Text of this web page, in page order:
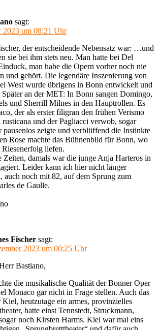
sagt:
2023 um 08:21 Uhr
der entscheidende Nebensatz war: …und
sie bei ihm stets neu. Man hatte bei Del
man habe die Opern vorher noch nie
und gehört. Die legendäre Inszenierung von
West wurde übrigens in Bonn entwickelt und
an der MET: In Bonn sangen Domingo,
und Sherrill Milnes in den Hauptrollen. Es
der als erster filigran den frühen Verismo
und der Pagliacci verwob, sogar
pausenlos zeigte und verblüffend die Instinkte
Rose machte das Bühnenbild für Bonn, wo
liefen.
Zeiten, damals war die junge Anja Harteros in
Leider kann ich hier nicht länger
auch noch mit 82, auf dem Sprung zum
de Gaulle.
Fischer sagt:
2023 um 00:25 Uhr
Bastiano,
die musikalische Qualität der Bonner Oper
Monaco gar nicht in Frage stellen. Auch das
Kiel, heutzutage ein armes, provinzielles
hatte einst Tennstedt, Struckmann,
noch Kirsten Harms. Kiel war mal eins